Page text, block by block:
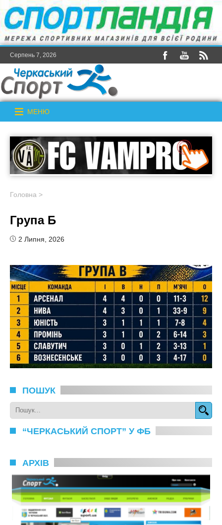
Серпень 7, 2026
МЕНЮ
Головна >
Група Б
2 Липня, 2026
ПОШУК
“ЧЕРКАСЬКИЙ СПОРТ” У ФБ
АРХІВ